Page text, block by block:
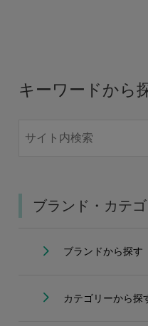
キーワードから
ブランド・カテ
ブランドから探す
カテゴリーから探